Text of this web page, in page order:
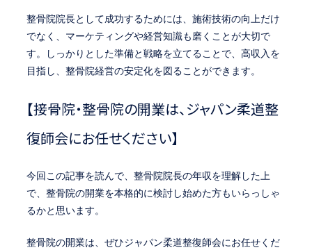
整骨院院長として成功するためには、施術技術の向上だけ
でなく、マーケティングや経営知識も磨くことが大切で
す。しっかりとした準備と戦略を立てることで、高収入を
目指し、整骨院経営の安定化を図ることができます。
【接骨院・整骨院の開業は、ジャパン柔道整
復師会にお任せください】
今回この記事を読んで、整骨院院長の年収を理解した上
で、整骨院の開業を本格的に検討し始めた方もいらっしゃ
るかと思います。
整骨院の開業は、ぜひジャパン柔道整復師会にお任せくだ